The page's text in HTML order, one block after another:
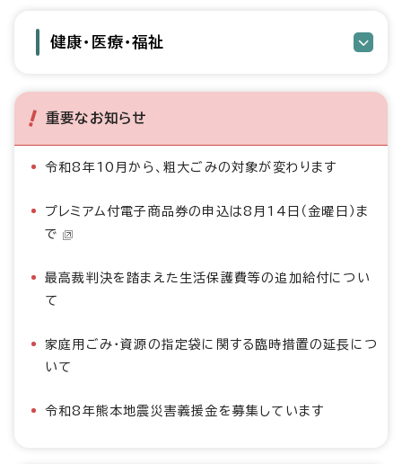
健康・医療・福祉
重要なお知らせ
令和8年10月から、粗大ごみの対象が変わります
プレミアム付電子商品券の申込は8月14日（金曜日）ま
で
最高裁判決を踏まえた生活保護費等の追加給付につい
て
家庭用ごみ・資源の指定袋に関する臨時措置の延長につ
いて
令和8年熊本地震災害義援金を募集しています